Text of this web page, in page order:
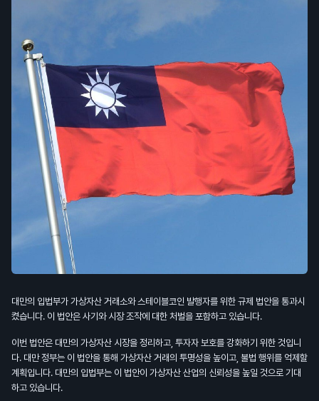
대만의 입법부가 가상자산 거래소와 스테이블코인 발행자를 위한 규제 법안을 통과시
켰습니다. 이 법안은 사기와 시장 조작에 대한 처벌을 포함하고 있습니다.
이번 법안은 대만의 가상자산 시장을 정리하고, 투자자 보호를 강화하기 위한 것입니
다. 대만 정부는 이 법안을 통해 가상자산 거래의 투명성을 높이고, 불법 행위를 억제할
계획입니다. 대만의 입법부는 이 법안이 가상자산 산업의 신뢰성을 높일 것으로 기대
하고 있습니다.